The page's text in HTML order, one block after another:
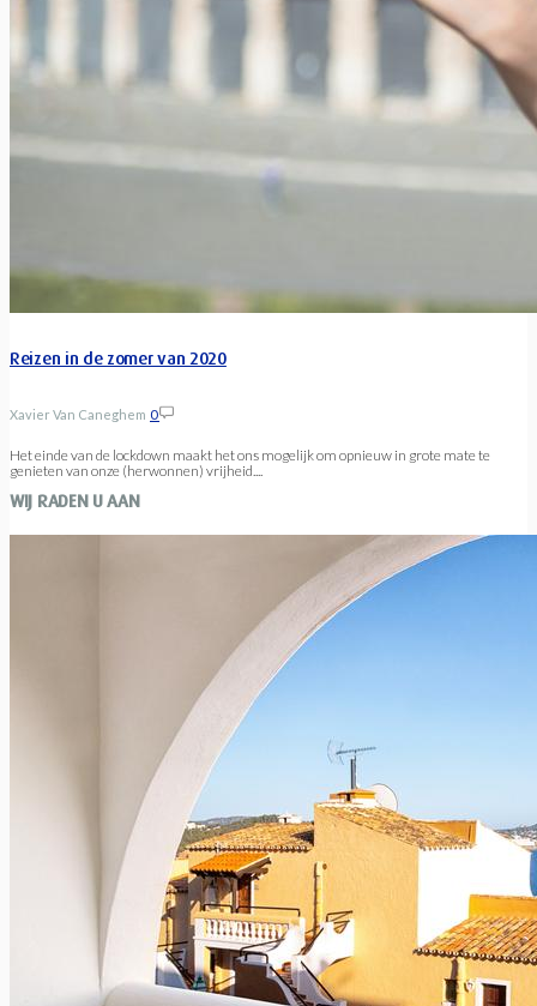
Reizen in de zomer van 2020
Xavier Van Caneghem 0
Het einde van de lockdown maakt het ons mogelijk om opnieuw in grote mate te
genieten van onze (herwonnen) vrijheid....
WIJ RADEN U AAN